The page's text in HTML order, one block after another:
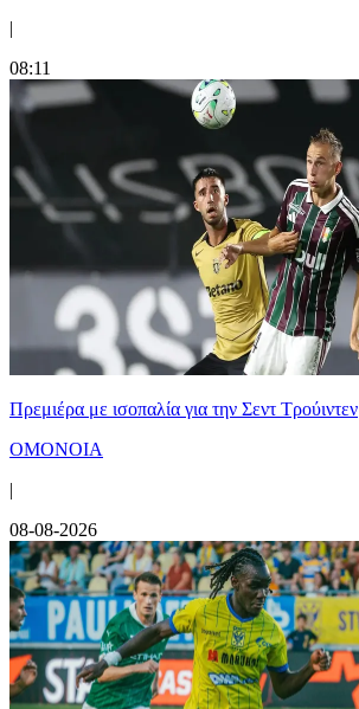
|
08:11
Πρεμιέρα με ισοπαλία για την Σεντ Τρούιντεν
ΟΜΟΝΟΙΑ
|
08-08-2026